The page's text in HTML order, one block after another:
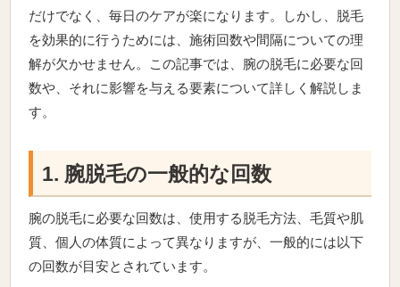
だけでなく、毎日のケアが楽になります。しかし、脱毛
を効果的に行うためには、施術回数や間隔についての理
解が欠かせません。この記事では、腕の脱毛に必要な回
数や、それに影響を与える要素について詳しく解説しま
す。
1. 腕脱毛の一般的な回数
腕の脱毛に必要な回数は、使用する脱毛方法、毛質や肌
質、個人の体質によって異なりますが、一般的には以下
の回数が目安とされています。